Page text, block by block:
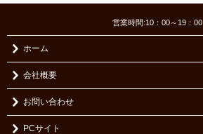
営業時間:10：00～19：00
ホーム
会社概要
お問い合わせ
PCサイト